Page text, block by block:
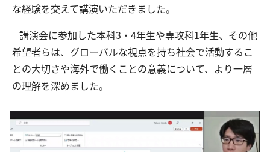
な経験を交えて講演いただきました。
講演会に参加した本科3・4年生や専攻科1年生、その他
希望者らは、グローバルな視点を持ち社会で活動するこ
との大切さや海外で働くことの意義について、より一層
の理解を深めました。